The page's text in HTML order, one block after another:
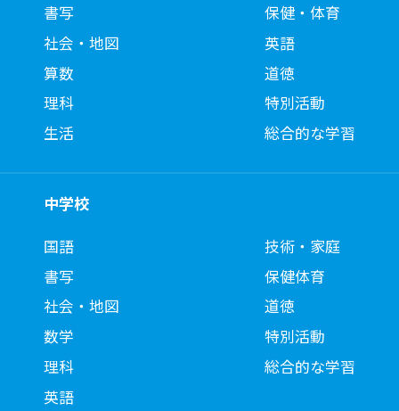
書写
社会・地図
算数
理科
生活
保健・体育
英語
道徳
特別活動
総合的な学習
中学校
国語
書写
社会・地図
数学
理科
英語
技術・家庭
保健体育
道徳
特別活動
総合的な学習